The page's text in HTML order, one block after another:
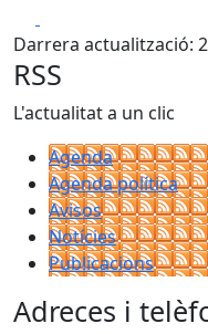
Darrera actualització:
RSS
L'actualitat a un clic
Agenda
Agenda política
Avisos
Notícies
Publicacions
Adreces i